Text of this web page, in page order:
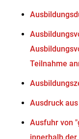
Teilnahme
Ausdruck
Ausfuhr von